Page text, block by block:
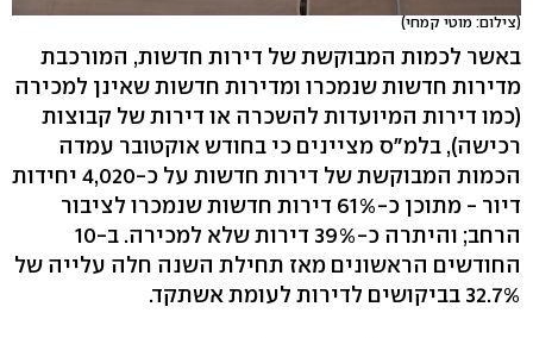
(צילום: מוטי קמחי)
באשר לכמות המבוקשת של דירות חדשות, המורכבת
מדירות חדשות שנמכרו ומדירות חדשות שאינן למכירה
(כמו דירות המיועדות להשכרה או דירות של קבוצות
רכישה), בלמ"ס מציינים כי בחודש אוקטובר עמדה
הכמות המבוקשת של דירות חדשות על כ-4,020 יחידות
דיור - מתוכן כ-61% דירות חדשות שנמכרו לציבור
הרחב; והיתרה כ-39% דירות שלא למכירה. ב-10
החודשים הראשונים מאז תחילת השנה חלה עלייה של
32.7% בביקושים לדירות לעומת אשתקד.